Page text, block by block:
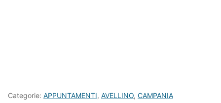
Categorie: APPUNTAMENTI, AVELLINO, CAMPANIA